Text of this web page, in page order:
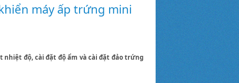
máy ấp trứng mini
độ, cài đặt độ ẩm và cài đặt đảo trứng